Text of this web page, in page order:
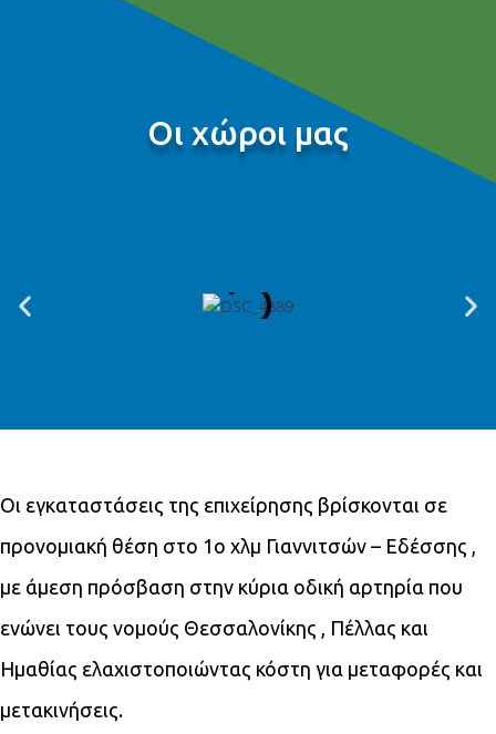
Οι χώροι μας
Οι εγκαταστάσεις της επιχείρησης βρίσκονται σε
προνομιακή θέση στο 1ο χλμ Γιαννιτσών – Εδέσσης ,
με άμεση πρόσβαση στην κύρια οδική αρτηρία που
ενώνει τους νομούς Θεσσαλονίκης , Πέλλας και
Ημαθίας ελαχιστοποιώντας κόστη για μεταφορές και
μετακινήσεις.